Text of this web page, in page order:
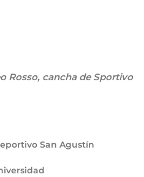
Rosso, cancha de Sportivo
San Agustín